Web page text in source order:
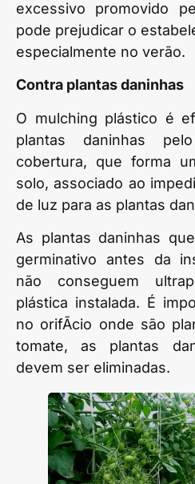
excessivo promovido
pode prejudicar o
especialmente no verão.
Contra plantas daninhas
O mulching plástico é
plantas daninhas
cobertura, que forma
solo, associado ao
de luz para as plantas
As plantas daninhas
germinativo antes da
não conseguem
plástica instalada. É
no orifÃ­cio onde são
tomate, as plantas
devem ser eliminadas.